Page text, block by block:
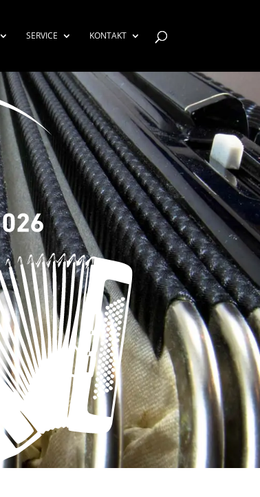
SERVICE KONTAKT